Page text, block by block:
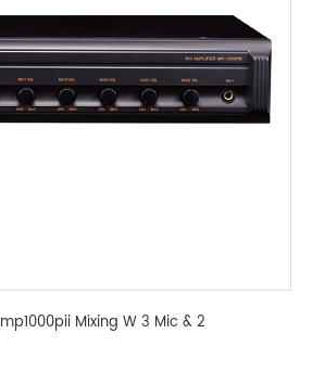
مكبر صوت mp1000pii Mixing W 3 Mic & 2